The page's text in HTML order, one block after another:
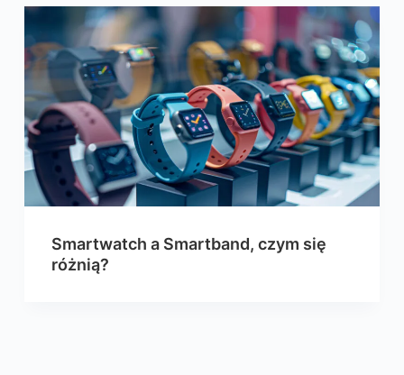
Smartwatch a Smartband, czym się
różnią?